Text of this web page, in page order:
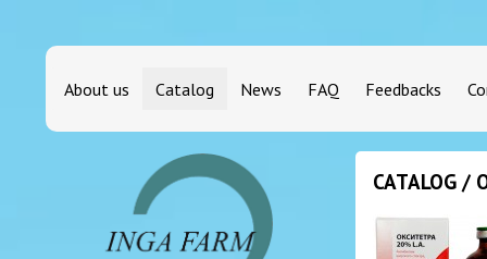
About us Catalog News FAQ Feedbacks
CATALOG /